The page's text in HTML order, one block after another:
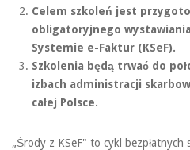
Celem szkoleń jest
obligatoryjnego
Systemie e-Faktur (KSeF).
Szkolenia będą trwać do
izbach administracji
całej Polsce.
„Środy z KSeF" to cykl bezpłatnych